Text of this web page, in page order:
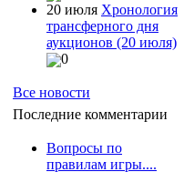
20 июля Хронология
трансферного дня
аукционов (20 июля)
0
Все новости
Последние комментарии
Вопросы по
правилам игры....